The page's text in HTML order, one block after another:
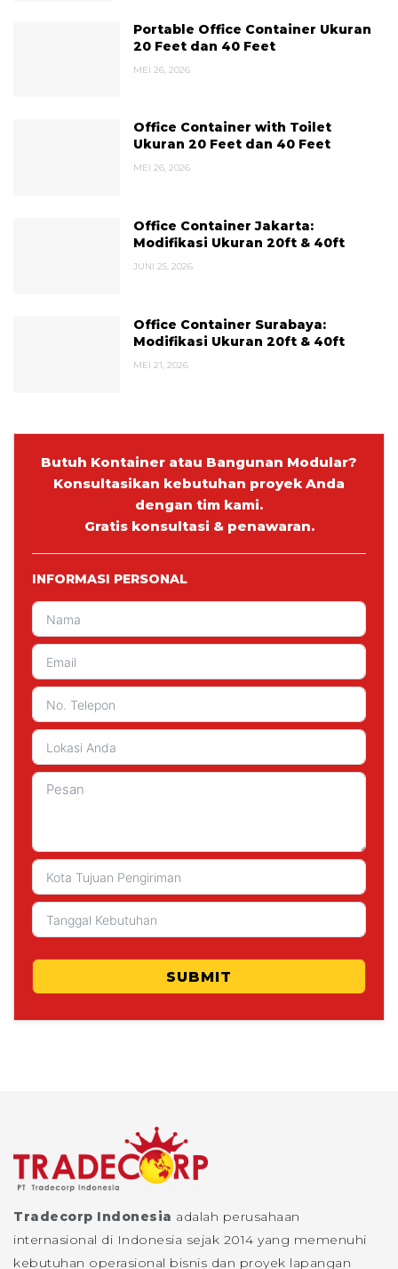
Portable Office Container Ukuran
20 Feet dan 40 Feet
MEI 26, 2026
Office Container with Toilet
Ukuran 20 Feet dan 40 Feet
MEI 26, 2026
Office Container Jakarta:
Modifikasi Ukuran 20ft & 40ft
JUNI 25, 2026
Office Container Surabaya:
Modifikasi Ukuran 20ft & 40ft
MEI 21, 2026
Butuh Kontainer atau Bangunan Modular?
Konsultasikan kebutuhan proyek Anda
dengan tim kami.
Gratis konsultasi & penawaran.
INFORMASI PERSONAL
SUBMIT
Tradecorp Indonesia adalah perusahaan
internasional di Indonesia sejak 2014 yang memenuhi
kebutuhan operasional bisnis dan proyek lapangan